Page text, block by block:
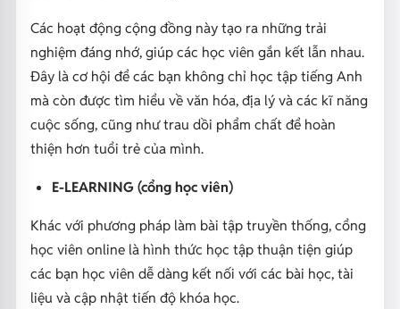
Các hoạt động cộng đồng này tạo ra những trải
nghiệm đáng nhớ, giúp các học viên gắn kết lẫn nhau.
Đây là cơ hội để các bạn không chỉ học tập tiếng Anh
mà còn được tìm hiểu về văn hóa, địa lý và các kĩ năng
cuộc sống, cũng như trau dồi phẩm chất để hoàn
thiện hơn tuổi trẻ của mình.
E-LEARNING (cổng học viên)
Khác với phương pháp làm bài tập truyền thống, cổng
học viên online là hình thức học tập thuận tiện giúp
các bạn học viên dễ dàng kết nối với các bài học, tài
liệu và cập nhật tiến độ khóa học.